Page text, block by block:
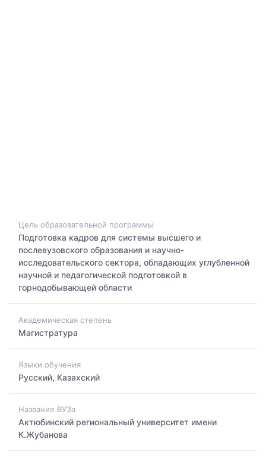
Цель образовательной программы
Подготовка кадров для системы высшего и
послевузовского образования и научно-
исследовательского сектора, обладающих углубленной
научной и педагогической подготовкой в
горнодобывающей области
Академическая степень
Магистратура
Языки обучения
Русский, Казахский
Название ВУЗа
Актюбинский региональный университет имени
К.Жубанова